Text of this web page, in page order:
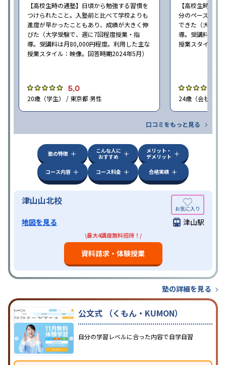
【高校生時の通塾】日頃から勉強する習慣を
つけられたこと。入塾前と比べて学校よりも
進度が早かったこともあり、成績が大きく伸
びた（大学受験で、週に7回程度授業・指
導。受講料は月80,000円程度。利用した主な
授業スタイル：映像。回答時期2024年5月）
5.0
20歳（学生） / 東京都 男性
【高校生時の通
分のペースで進
できた（大学受
導。受講料は月
授業スタイル：
24歳（会社員<
口コミをもっと見る
塾の特徴
こんな人に
おすすめ
メリット・
デメリット
コース内容
コース料金 合格実績
津山山北校
地図を見る 津山駅
\最大4講座無料招待！/
資料請求・体験授業
塾の詳細を見る
公文式 （くもん・KUMON）
自分の学習レベルに合った内容で自学自習